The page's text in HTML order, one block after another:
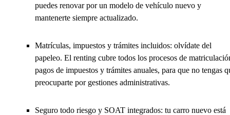
puedes renovar por un modelo de vehículo nuevo y
mantenerte siempre actualizado.
Matrículas, impuestos y trámites incluidos: olvídate del
papeleo. El renting cubre todos los procesos de
pagos de impuestos y trámites anuales, para que no tengas
preocuparte por gestiones administrativas.
Seguro todo riesgo y SOAT integrados: tu carro nuevo está